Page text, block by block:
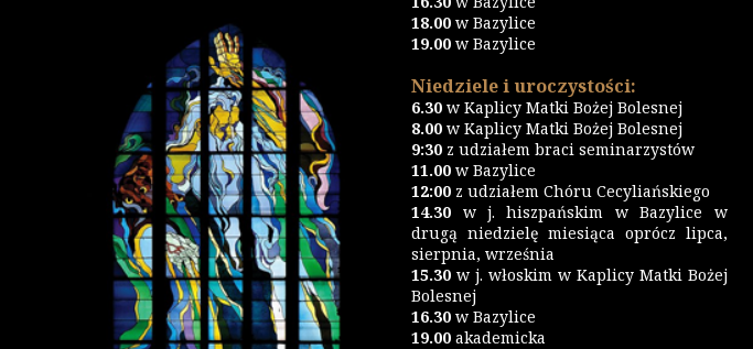
18.00w Bazylice
19.00w Bazylice
Niedziele i uroczystości:
6.30 w Kaplicy Matki Bożej Bolesnej
8.00 w Kaplicy Matki Bożej Bolesnej
9:30 z udziałem braci seminarzystów
11.00 w Bazylice
12:00 z udziałem Chóru Cecyliańskiego
14.30 w j. hiszpańskim w Bazylice w
drugą niedzielę miesiąca oprócz lipca,
sierpnia, września
15.30 w j. włoskim w Kaplicy Matki Bożej
Bolesnej
16.30w Bazylice
19.00akademicka